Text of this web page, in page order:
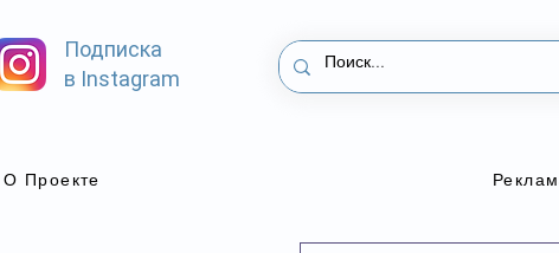
Подписка
в Instagram
О Проекте